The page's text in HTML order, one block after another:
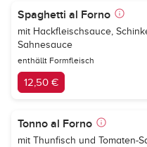
Spaghetti al Forno
mit Hackfleischsauce,
Sahnesauce
enthällt Formfleisch
12,50 €
Tonno al Forno
mit Thunfisch und Tomaten-